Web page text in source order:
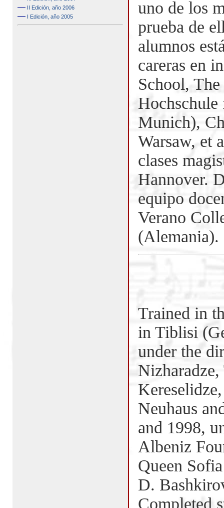
—II Edición, año 2006
—I Edición, año 2005
uno de los
prueba de
alumnos
careras en
School,
Munich),
Warsaw, et
clases
Hannover.
equipo
Verano
(Alemania).
Trained in
in Tiblisi
under the
Neuhaus
and 1998,
Albeniz
Queen
D.
Completed